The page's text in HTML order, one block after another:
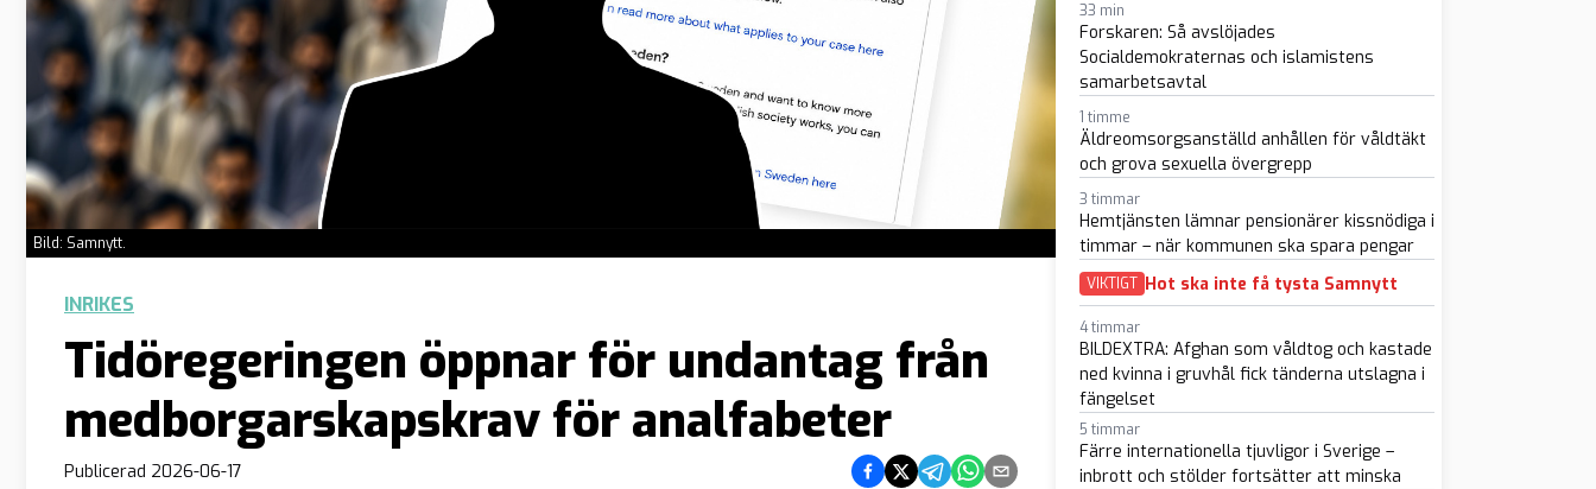
Bild: Samnytt.
INRIKES
Tidöregeringen öppnar för undantag från
medborgarskapskrav för analfabeter
Publicerad 2026-06-17 Dela på Facebook
Dela på Twitter
Dela på Telegram
Dela på Whatsapp
Dela via e-post
33 min
Forskaren: Så avslöjades
Socialdemokraternas och islamistens
samarbetsavtal
1 timme
Äldreomsorgsanställd anhållen för våldtäkt
och grova sexuella övergrepp
3 timmar
Hemtjänsten lämnar pensionärer kissnödiga i
timmar – när kommunen ska spara pengar
VIKTIGT Hot ska inte få tysta Samnytt
4 timmar
BILDEXTRA: Afghan som våldtog och kastade
ned kvinna i gruvhål fick tänderna utslagna i
fängelset
5 timmar
Färre internationella tjuvligor i Sverige –
inbrott och stölder fortsätter att minska